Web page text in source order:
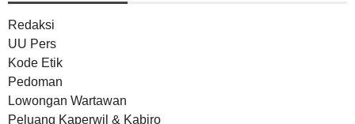
Redaksi
UU Pers
Kode Etik
Pedoman
Lowongan Wartawan
Peluang Kaperwil & Kabiro